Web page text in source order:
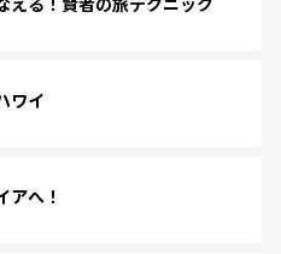
ワイ
アへ！